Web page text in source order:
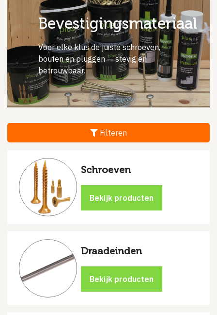
bevestigingsmateriaal
Voor elke klus de juiste schroeven,
bouten en pluggen — stevig en
betrouwbaar.
Filteren
Schroeven
Draadeinden